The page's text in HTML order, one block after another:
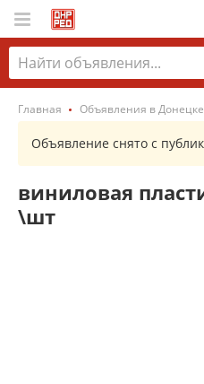
Главная Объявления в Донецке
Объявление снято с
виниловая
\шт